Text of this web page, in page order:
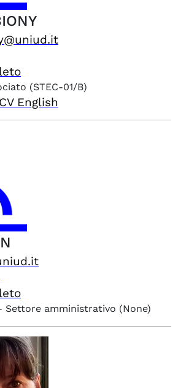
(STEC-01/B)
CV English
Settore amministrativo (None)